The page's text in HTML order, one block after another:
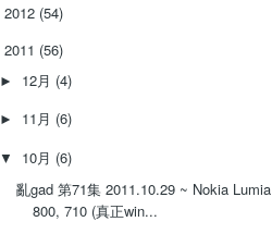
2012 (54)
2011 (56)
► 12月 (4)
► 11月 (6)
▼ 10月 (6)
亂gad 第71集 2011.10.29 ~ Nokia Lumia
800, 710 (真正win...